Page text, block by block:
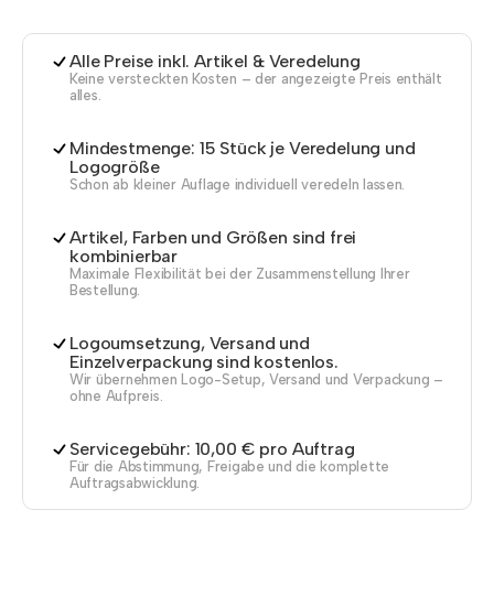
Alle Preise inkl. Artikel & Veredelung
Keine versteckten Kosten – der angezeigte Preis enthält
alles.
Mindestmenge: 15 Stück je Veredelung und
Logogröße
Schon ab kleiner Auflage individuell veredeln lassen.
Artikel, Farben und Größen sind frei
kombinierbar
Maximale Flexibilität bei der Zusammenstellung Ihrer
Bestellung.
Logoumsetzung, Versand und
Einzelverpackung sind kostenlos.
Wir übernehmen Logo-Setup, Versand und Verpackung –
ohne Aufpreis.
Servicegebühr: 10,00 € pro Auftrag
Für die Abstimmung, Freigabe und die komplette
Auftragsabwicklung.